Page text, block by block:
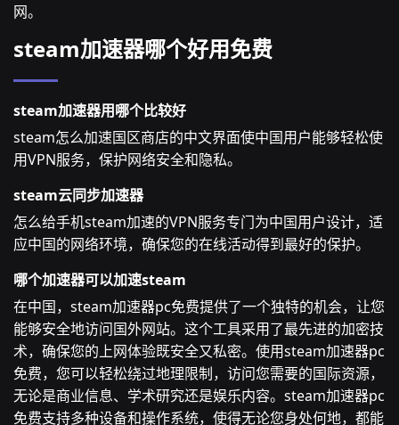
网。
steam加速器哪个好用免费
steam加速器用哪个比较好
steam怎么加速国区商店的中文界面使中国用户能够轻松使
用VPN服务，保护网络安全和隐私。
steam云同步加速器
怎么给手机steam加速的VPN服务专门为中国用户设计，适
应中国的网络环境，确保您的在线活动得到最好的保护。
哪个加速器可以加速steam
在中国，steam加速器pc免费提供了一个独特的机会，让您
能够安全地访问国外网站。这个工具采用了最先进的加密技
术，确保您的上网体验既安全又私密。使用steam加速器pc
免费，您可以轻松绕过地理限制，访问您需要的国际资源，
无论是商业信息、学术研究还是娱乐内容。steam加速器pc
免费支持多种设备和操作系统，使得无论您身处何地，都能